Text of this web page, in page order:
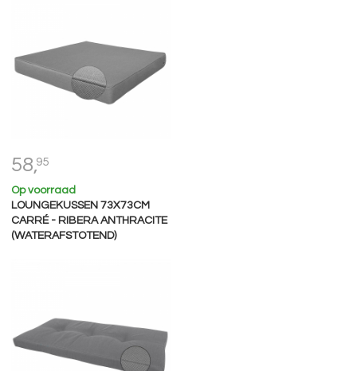
58,95
Op voorraad
LOUNGEKUSSEN 73X73CM
CARRÉ - RIBERA ANTHRACITE
(WATERAFSTOTEND)